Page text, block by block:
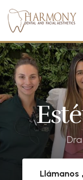
Llámanos